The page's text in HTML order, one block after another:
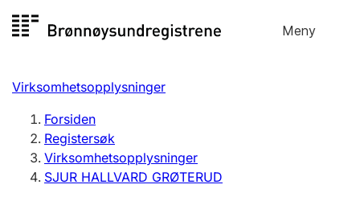
til
Meny
Registersøk
Aksjeselskap
Enkeltpersonforetak
Registrere, endre, slette
Virksomhetsopplysninger
Forsiden
Registersøk
Virksomhetsopplysninger
SJUR HALLVARD GRØTERUD